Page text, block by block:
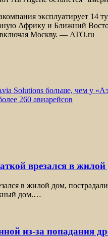
эксплуатирует
Африку и Ближний
Москву. — ATO.ru
Solutions больше, чем у
260 авиарейсов
врезался в
в жилой дом,
дом.…
из-за попадания